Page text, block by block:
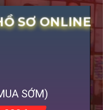
SƠ ONLINE
SỚM)